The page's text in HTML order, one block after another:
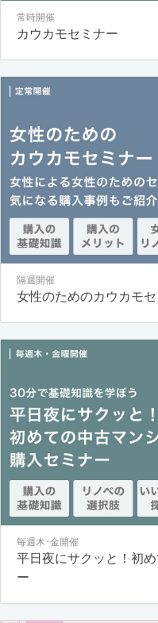
常時開催
カウカモセミナー
隔週開催
女性のためのカウカモ
毎週木･金開催
平日夜にサクッと！初
ー